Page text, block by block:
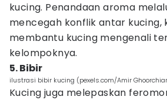
kucing. Penandaan aroma
mencegah konflik antar kucing,
membantu kucing mengenali
kelompoknya.
5. Bibir
ilustrasi bibir kucing (pexels.com/Amir
Kucing juga melepaskan